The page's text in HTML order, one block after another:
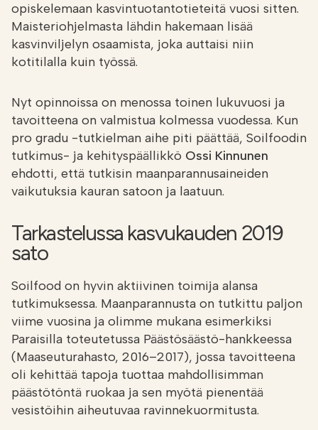
opiskelemaan kasvintuotantotieteitä vuosi sitten.
Maisteriohjelmasta lähdin hakemaan lisää
kasvinviljelyn osaamista, joka auttaisi niin
kotitilalla kuin työssä.
Nyt opinnoissa on menossa toinen lukuvuosi ja
tavoitteena on valmistua kolmessa vuodessa. Kun
pro gradu -tutkielman aihe piti päättää, Soilfoodin
tutkimus- ja kehityspäällikkö Ossi Kinnunen
ehdotti, että tutkisin maanparannusaineiden
vaikutuksia kauran satoon ja laatuun.
Tarkastelussa kasvukauden 2019
sato
Soilfood on hyvin aktiivinen toimija alansa
tutkimuksessa. Maanparannusta on tutkittu paljon
viime vuosina ja olimme mukana esimerkiksi
Paraisilla toteutetussa Päästösäästö-hankkeessa
(Maaseuturahasto, 2016­–2017), jossa tavoitteena
oli kehittää tapoja tuottaa mahdollisimman
päästötöntä ruokaa ja sen myötä pienentää
vesistöihin aiheutuvaa ravinnekuormitusta.